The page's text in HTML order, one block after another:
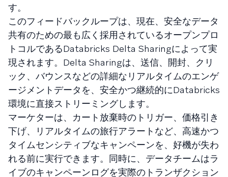
す。
このフィードバックループは、現在、安全なデータ
共有のための最も広く採用されているオープンプロ
トコルであるDatabricks Delta Sharingによって実
現されます。Delta Sharingは、送信、開封、クリ
ック、バウンスなどの詳細なリアルタイムのエンゲ
ージメントデータを、安全かつ継続的にDatabricks
環境に直接ストリーミングします。
マーケターは、カート放棄時のトリガー、価格引き
下げ、リアルタイムの旅行アラートなど、高速かつ
タイムセンシティブなキャンペーンを、好機が失わ
れる前に実行できます。同時に、データチームはラ
イブのキャンペーンログを実際のトランザクション